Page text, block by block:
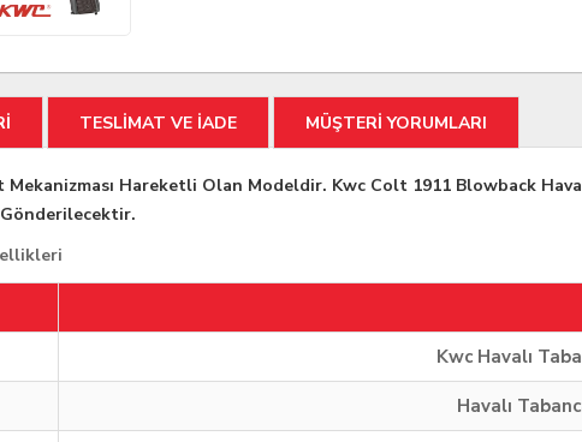
TESLİMAT VE İADE MÜŞTERİ YORUMLARI
Hareketli Olan Modeldir. Kwc Colt 1911 Blowback
Kwc Havalı
Havalı